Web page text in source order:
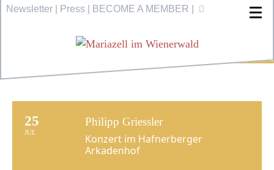
Newsletter Press BECOME A MEMBER
25
JUL
Philipp Griessler
Konzert im Hafnerberger
Arkadenhof